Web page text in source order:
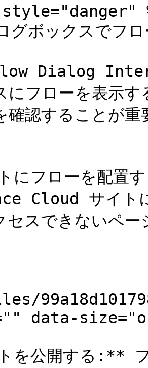
グボックスでフ
Dialog
にフローを表示
確認することが
フローを配置
Cloud サイト
セスできないペ
data-
公開する:** フ